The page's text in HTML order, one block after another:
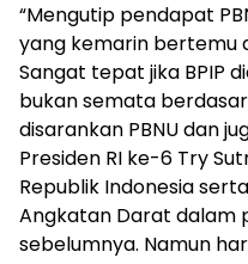
“Mengutip pendapat
yang kemarin bertemu
Sangat tepat jika BPIP
bukan semata
disarankan PBNU dan
Presiden RI ke-6 Try
Republik Indonesia
Angkatan Darat dalam
sebelumnya. Namun